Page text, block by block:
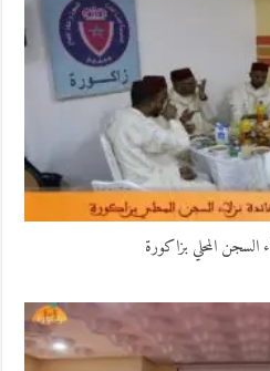
السجن المحلي بزاكورة